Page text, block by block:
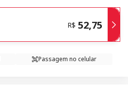
R$ 52,75
Passagem no celular